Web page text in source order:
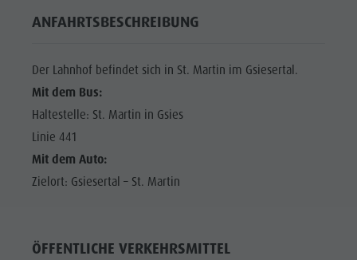
ANFAHRTSBESCHREIBUNG
Der Lahnhof befindet sich in St. Martin im Gsiesertal.
Mit dem Bus:
Haltestelle: St. Martin in Gsies
Linie 441
Mit dem Auto:
Zielort: Gsiesertal – St. Martin
ÖFFENTLICHE VERKEHRSMITTEL